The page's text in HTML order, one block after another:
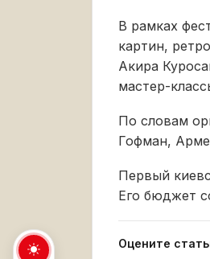
В рамках
картин,
Акира
мастер-
По словам
Гофман,
Первый
Его бюджет
Оцените